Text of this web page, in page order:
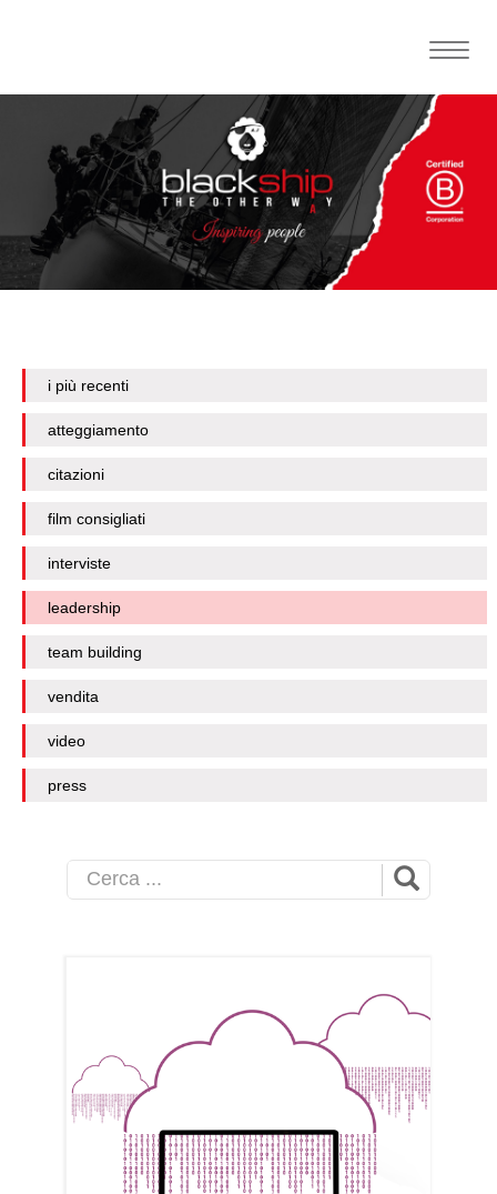
Toggle
i più recenti
atteggiamento
citazioni
film consigliati
interviste
leadership
team building
vendita
video
press